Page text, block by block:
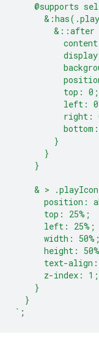
@supports
&::after
          top: 0;
left:
right:
        }
      }
    }
& >
position:
      top: 25%;
      left: 25%;
      width: 50%;
height:
text-
      z-index: 1;
    }
  }
` ;